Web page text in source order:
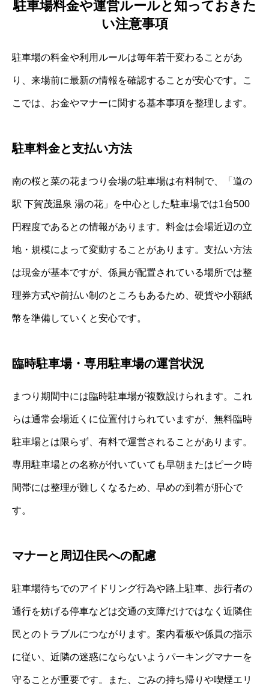
駐車場料金や運営ルールと知っておきた
い注意事項
駐車場の料金や利用ルールは毎年若干変わることがあ
り、来場前に最新の情報を確認することが安心です。こ
こでは、お金やマナーに関する基本事項を整理します。
駐車料金と支払い方法
南の桜と菜の花まつり会場の駐車場は有料制で、「道の
駅 下賀茂温泉 湯の花」を中心とした駐車場では1台500
円程度であるとの情報があります。料金は会場近辺の立
地・規模によって変動することがあります。支払い方法
は現金が基本ですが、係員が配置されている場所では整
理券方式や前払い制のところもあるため、硬貨や小額紙
幣を準備していくと安心です。
臨時駐車場・専用駐車場の運営状況
まつり期間中には臨時駐車場が複数設けられます。これ
らは通常会場近くに位置付けられていますが、無料臨時
駐車場とは限らず、有料で運営されることがあります。
専用駐車場との名称が付いていても早朝またはピーク時
間帯には整理が難しくなるため、早めの到着が肝心で
す。
マナーと周辺住民への配慮
駐車場待ちでのアイドリング行為や路上駐車、歩行者の
通行を妨げる停車などは交通の支障だけではなく近隣住
民とのトラブルにつながります。案内看板や係員の指示
に従い、近隣の迷惑にならないようパーキングマナーを
守ることが重要です。また、ごみの持ち帰りや喫煙エリ